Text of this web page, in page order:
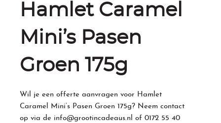
Hamlet Caramel
Mini’s Pasen
Groen 175g
Wil je een offerte aanvragen voor Hamlet
Caramel Mini’s Pasen Groen 175g? Neem contact
op via de info@grootincadeaus.nl of0172 55 40